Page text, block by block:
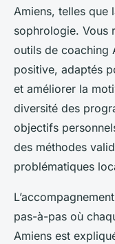
Amiens, telles que
sophrologie. Vous
outils de coaching
positive, adaptés
et améliorer la
diversité des
objectifs
des méthodes
problématiques
pas-à-pas où
Amiens est